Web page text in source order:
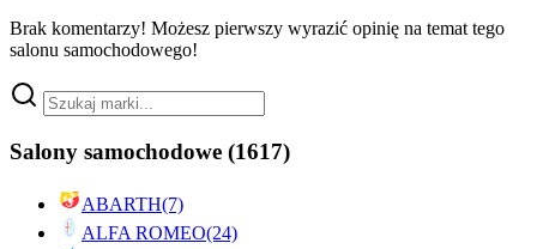
Brak komentarzy! Możesz pierwszy wyrazić opinię na temat tego
salonu samochodowego!
Salony samochodowe (1617)
ABARTH(7)
ALFA ROMEO(24)